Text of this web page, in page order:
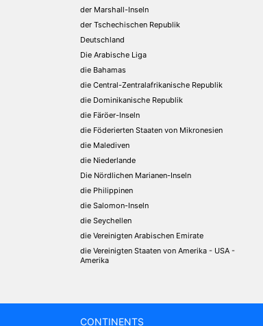
der Marshall-Inseln
der Tschechischen Republik
Deutschland
Die Arabische Liga
die Bahamas
die Central-Zentralafrikanische Republik
die Dominikanische Republik
die Färöer-Inseln
die Föderierten Staaten von Mikronesien
die Malediven
die Niederlande
Die Nördlichen Marianen-Inseln
die Philippinen
die Salomon-Inseln
die Seychellen
die Vereinigten Arabischen Emirate
die Vereinigten Staaten von Amerika - USA -
Amerika
CONTINENTS